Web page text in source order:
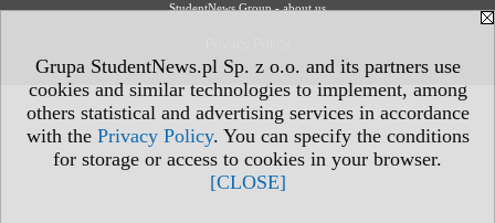
Grupa StudentNews.pl Sp. z o.o. and its partners use
cookies and similar technologies to implement, among
others statistical and advertising services in accordance
with the Privacy Policy. You can specify the conditions
for storage or access to cookies in your browser.
[CLOSE]
StudentNews Group - about us